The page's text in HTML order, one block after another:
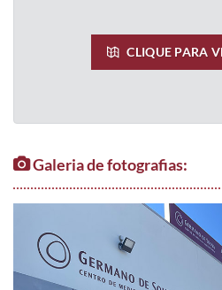
CLIQUE PARA
Galeria de fotografias: